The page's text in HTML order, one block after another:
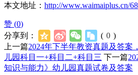
本文地址： http://www.waimaiplus.cn/
赞 (0)
分享到：
( 0 )
上一篇2024年下半年教资真题及答案
儿园科目一+科目二+科目三 下一篇
知识与能力》幼儿园真题试卷及答案